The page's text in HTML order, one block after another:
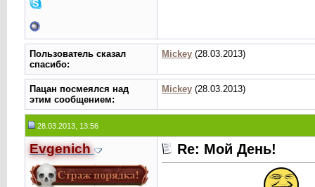
Пользователь сказал
cпасибо:
Mickey(28.03.2013)
Пацан посмеялся над
этим сообщением:
Mickey(28.03.2013)
28.03.2013, 13:56
Evgenich Re: Мой День!